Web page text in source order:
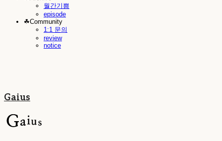
월간기쁨
episode
☘︎Community
1:1 문의
review
notice
Gaius